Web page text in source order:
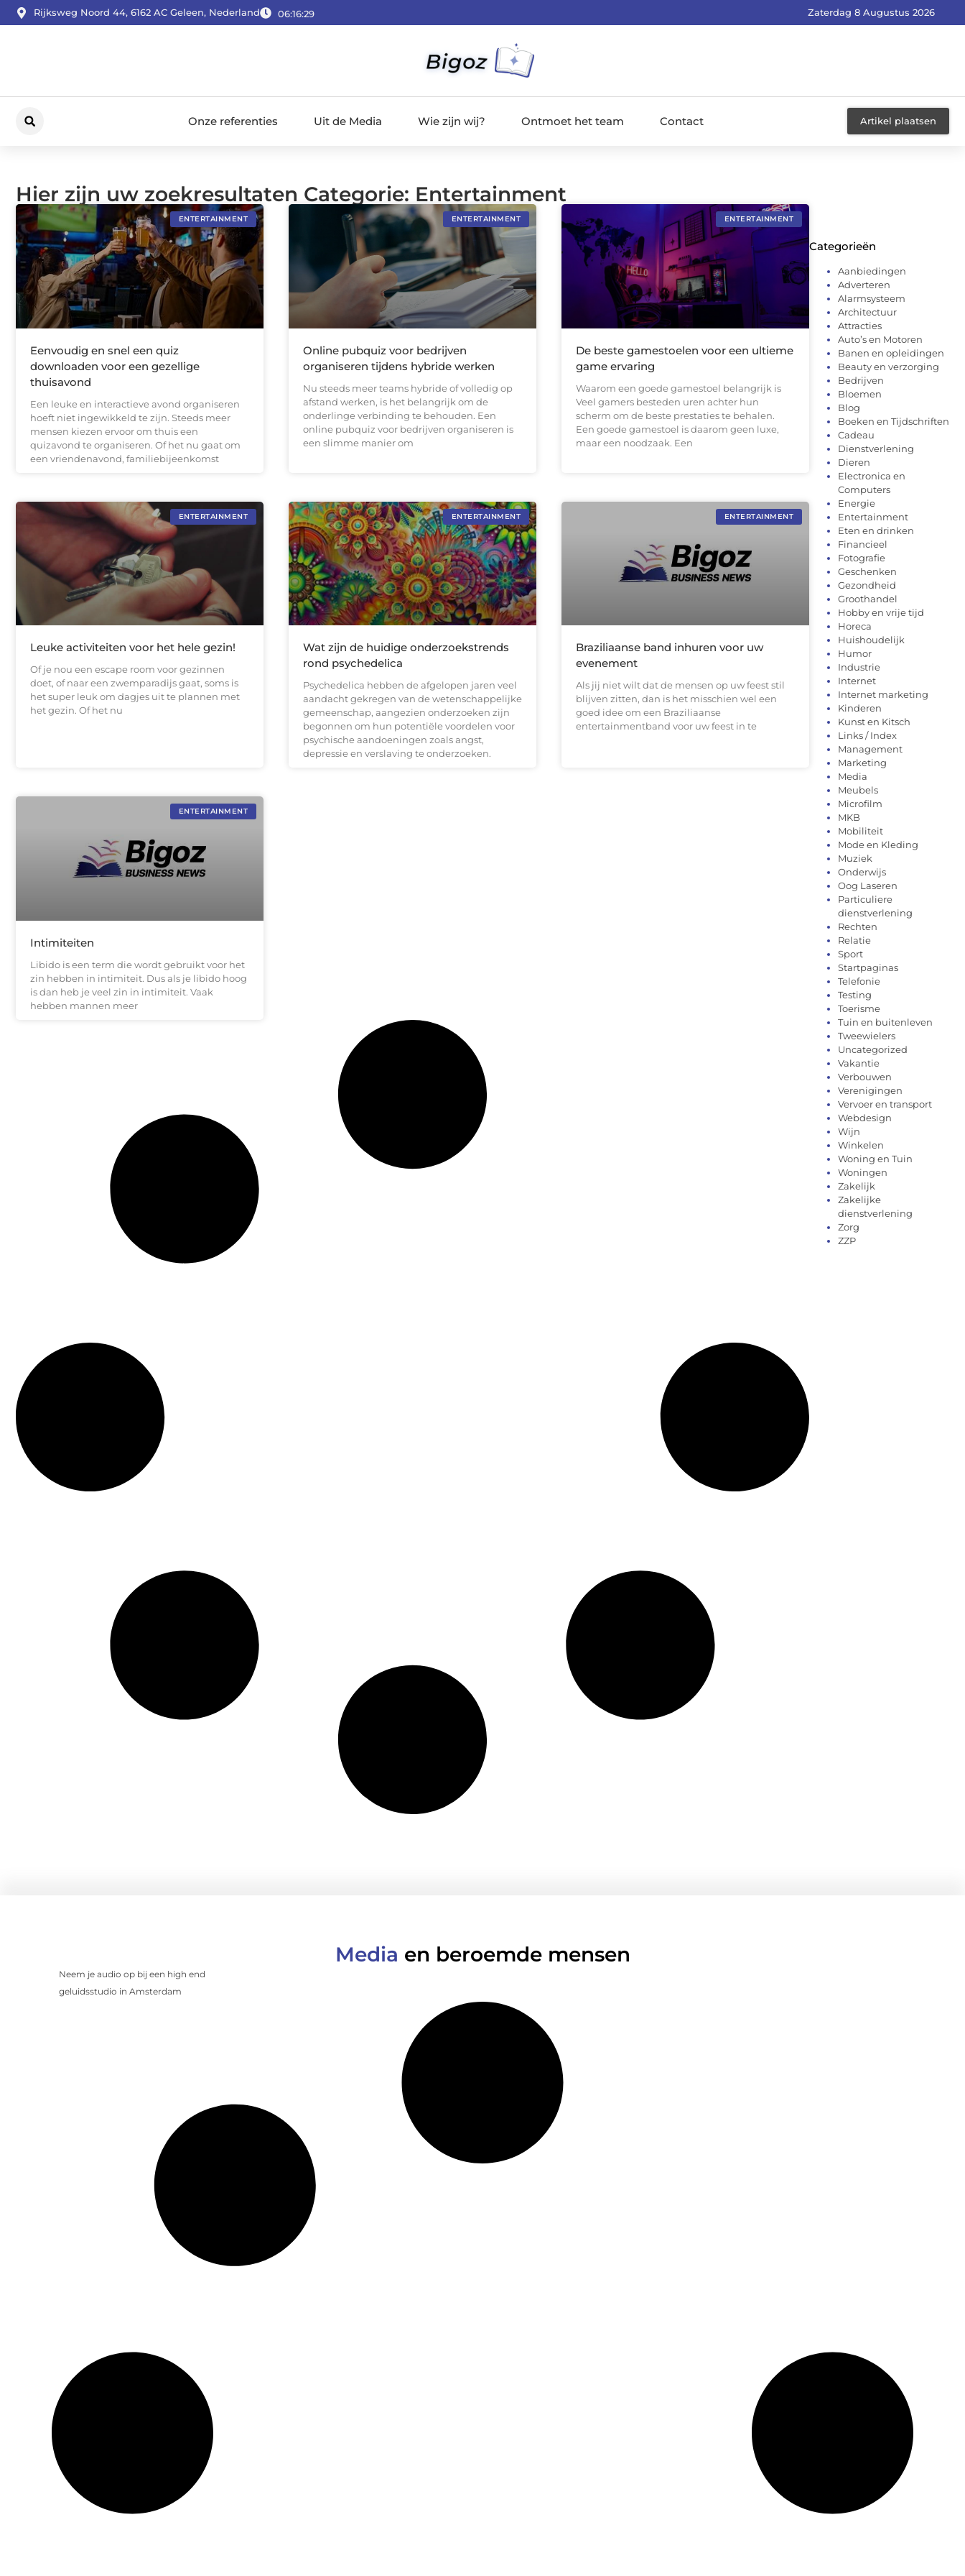
Rijksweg Noord 44, 6162 AC Geleen, Nederland 06:16:30 Zaterdag 8 Augustus 2026
Onze referenties Uit de Media Wie zijn wij? Ontmoet het team Contact Artikel plaatsen
Hier zijn uw zoekresultaten Categorie: Entertainment
ENTERTAINMENT
Eenvoudig en snel een quiz
downloaden voor een gezellige
thuisavond
Een leuke en interactieve avond organiseren
hoeft niet ingewikkeld te zijn. Steeds meer
mensen kiezen ervoor om thuis een
quizavond te organiseren. Of het nu gaat om
een vriendenavond, familiebijeenkomst
ENTERTAINMENT
Online pubquiz voor bedrijven
organiseren tijdens hybride werken
Nu steeds meer teams hybride of volledig op
afstand werken, is het belangrijk om de
onderlinge verbinding te behouden. Een
online pubquiz voor bedrijven organiseren is
een slimme manier om
ENTERTAINMENT
De beste gamestoelen voor een ultieme
game ervaring
Waarom een goede gamestoel belangrijk is
Veel gamers besteden uren achter hun
scherm om de beste prestaties te behalen.
Een goede gamestoel is daarom geen luxe,
maar een noodzaak. Een
ENTERTAINMENT
Leuke activiteiten voor het hele gezin!
Of je nou een escape room voor gezinnen
doet, of naar een zwemparadijs gaat, soms is
het super leuk om dagjes uit te plannen met
het gezin. Of het nu
ENTERTAINMENT
Wat zijn de huidige onderzoekstrends
rond psychedelica
Psychedelica hebben de afgelopen jaren veel
aandacht gekregen van de wetenschappelijke
gemeenschap, aangezien onderzoeken zijn
begonnen om hun potentiële voordelen voor
psychische aandoeningen zoals angst,
depressie en verslaving te onderzoeken.
ENTERTAINMENT
Braziliaanse band inhuren voor uw
evenement
Als jij niet wilt dat de mensen op uw feest stil
blijven zitten, dan is het misschien wel een
goed idee om een Braziliaanse
entertainmentband voor uw feest in te
ENTERTAINMENT
Intimiteiten
Libido is een term die wordt gebruikt voor het
zin hebben in intimiteit. Dus als je libido hoog
is dan heb je veel zin in intimiteit. Vaak
hebben mannen meer
Categorieën
Aanbiedingen
Adverteren
Alarmsysteem
Architectuur
Attracties
Auto’s en Motoren
Banen en opleidingen
Beauty en verzorging
Bedrijven
Bloemen
Blog
Boeken en Tijdschriften
Cadeau
Dienstverlening
Dieren
Electronica en
Computers
Energie
Entertainment
Eten en drinken
Financieel
Fotografie
Geschenken
Gezondheid
Groothandel
Hobby en vrije tijd
Horeca
Huishoudelijk
Humor
Industrie
Internet
Internet marketing
Kinderen
Kunst en Kitsch
Links / Index
Management
Marketing
Media
Meubels
Microfilm
MKB
Mobiliteit
Mode en Kleding
Muziek
Onderwijs
Oog Laseren
Particuliere
dienstverlening
Rechten
Relatie
Sport
Startpaginas
Telefonie
Testing
Toerisme
Tuin en buitenleven
Tweewielers
Uncategorized
Vakantie
Verbouwen
Verenigingen
Vervoer en transport
Webdesign
Wijn
Winkelen
Woning en Tuin
Woningen
Zakelijk
Zakelijke
dienstverlening
Zorg
ZZP
Media en beroemde mensen
Neem je audio op bij een high end
geluidsstudio in Amsterdam